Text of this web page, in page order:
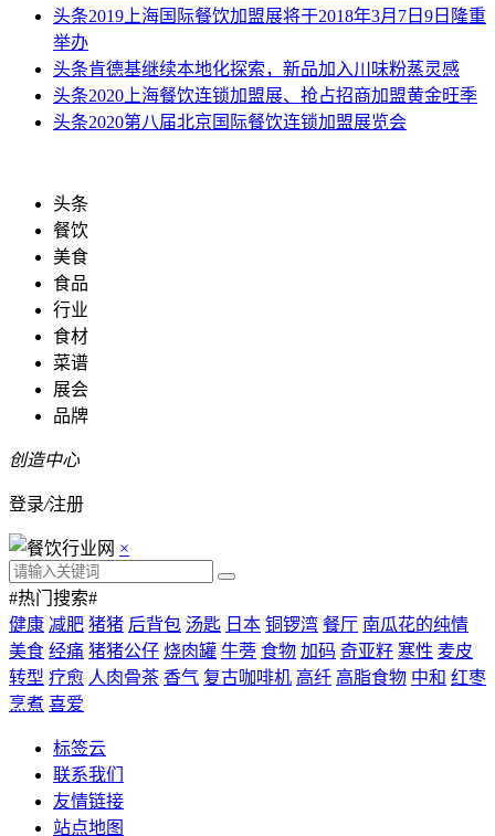
头条2019上海国际餐饮加盟展将于2018年3月7日9日隆重
举办
头条肯德基继续本地化探索，新品加入川味粉蒸灵感
头条2020上海餐饮连锁加盟展、抢占招商加盟黄金旺季
头条2020第八届北京国际餐饮连锁加盟展览会
头条
餐饮
美食
食品
行业
食材
菜谱
展会
品牌
创造中心
登录/注册
×
#热门搜索#
健康 减肥 猪猪 后背包 汤匙 日本 铜锣湾 餐厅 南瓜花的纯情
美食 经痛 猪猪公仔 烧肉罐 牛蒡 食物 加码 奇亚籽 寒性 麦皮
转型 疗愈 人肉骨茶 香气 复古咖啡机 高纤 高脂食物 中和 红枣
烹煮 喜爱
标签云
联系我们
友情链接
站点地图